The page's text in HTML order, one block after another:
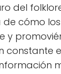
del
cómo
y
constante